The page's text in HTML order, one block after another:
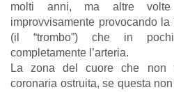
molti anni, ma altre
improvvisamente provocando
(il “trombo”) che in
completamente l’arteria.
La zona del cuore che non
coronaria ostruita, se questa